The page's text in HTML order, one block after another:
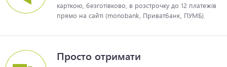
карткою, безготівково, в розстрочку до 12 платежів
прямо на сайті (monobank, Приватбанк, ПУМБ).
Просто отримати